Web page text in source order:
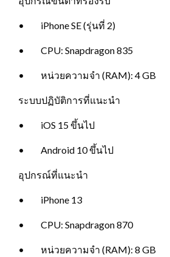
• iPhone SE (รุ่นที่ 2)
• CPU: Snapdragon 835
• หน่วยความจำ (RAM): 4 GB
ระบบปฏิบัติการที่แนะนำ
• iOS 15 ขึ้นไป
• Android 10 ขึ้นไป
อุปกรณ์ที่แนะนำ
• iPhone 13
• CPU: Snapdragon 870
• หน่วยความจำ (RAM): 8 GB